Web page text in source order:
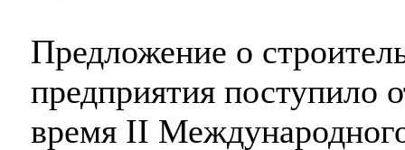
Предложение о
предприятия поступило
время II